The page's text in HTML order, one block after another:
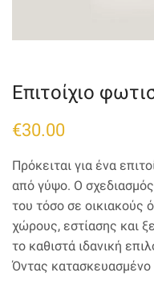
Επιτοίχιο
€30.00
Πρόκειται για ένα
από γύψο. Ο
του τόσο σε οικιακούς
χώρους, εστίασης και
το καθιστά ιδανική
Όντας κατασκευασμένο